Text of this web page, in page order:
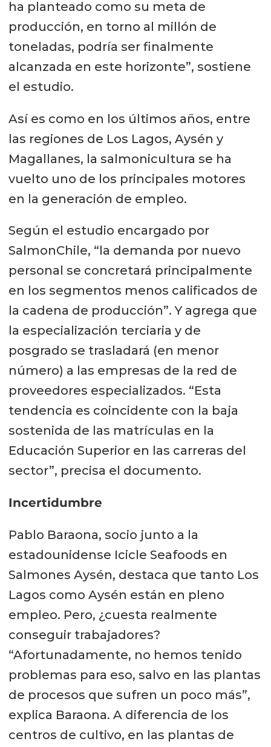
ha planteado como su meta de
producción, en torno al millón de
toneladas, podría ser finalmente
alcanzada en este horizonte”, sostiene
el estudio.
Así es como en los últimos años, entre
las regiones de Los Lagos, Aysén y
Magallanes, la salmonicultura se ha
vuelto uno de los principales motores
en la generación de empleo.
Según el estudio encargado por
SalmonChile, “la demanda por nuevo
personal se concretará principalmente
en los segmentos menos calificados de
la cadena de producción”. Y agrega que
la especialización terciaria y de
posgrado se trasladará (en menor
número) a las empresas de la red de
proveedores especializados. “Esta
tendencia es coincidente con la baja
sostenida de las matrículas en la
Educación Superior en las carreras del
sector”, precisa el documento.
Incertidumbre
Pablo Baraona, socio junto a la
estadounidense Icicle Seafoods en
Salmones Aysén, destaca que tanto Los
Lagos como Aysén están en pleno
empleo. Pero, ¿cuesta realmente
conseguir trabajadores?
“Afortunadamente, no hemos tenido
problemas para eso, salvo en las plantas
de procesos que sufren un poco más”,
explica Baraona. A diferencia de los
centros de cultivo, en las plantas de